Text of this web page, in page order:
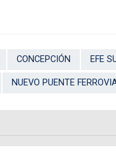
CONCEPCIÓN EFE
NUEVO PUENTE